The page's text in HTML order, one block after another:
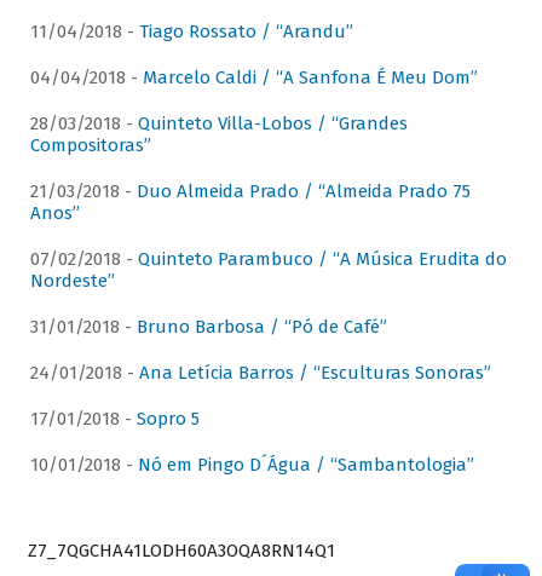
11/04/2018 - Tiago Rossato / “Arandu”
04/04/2018 - Marcelo Caldi / “A Sanfona É Meu Dom”
28/03/2018 - Quinteto Villa-Lobos / “Grandes
Compositoras”
21/03/2018 - Duo Almeida Prado / “Almeida Prado 75
Anos”
07/02/2018 - Quinteto Parambuco / “A Música Erudita do
Nordeste”
31/01/2018 - Bruno Barbosa / “Pó de Café”
24/01/2018 - Ana Letícia Barros / “Esculturas Sonoras”
17/01/2018 - Sopro 5
10/01/2018 - Nó em Pingo D´Água / “Sambantologia”
Z7_7QGCHA41LODH60A3OQA8RN14Q1